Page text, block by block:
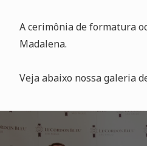
A cerimônia de formatura
Madalena.
Veja abaixo nossa galeria